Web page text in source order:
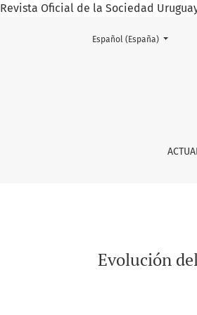
Revista Oficial de la Sociedad
Evolución del
Cambiar el idioma. El actual
Español (España)
Evolución